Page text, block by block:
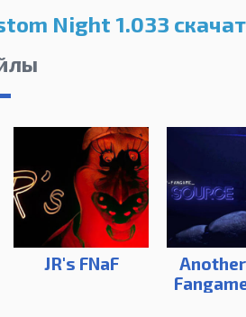
Night 1.033
JR's FNaF
Another